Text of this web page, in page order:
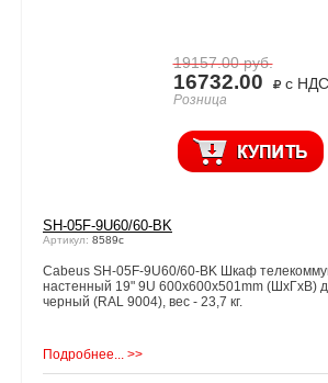
19157.00руб.
16732.00 с НДС
Розница
SH-05F-9U60/60-BK
Артикул: 8589c
Cabeus SH-05F-9U60/60-BK Шкаф
настенный 19" 9U 600x600x501mm (ШхГхВ)
черный (RAL 9004), вес - 23,7 кг.
Подробнее... >>